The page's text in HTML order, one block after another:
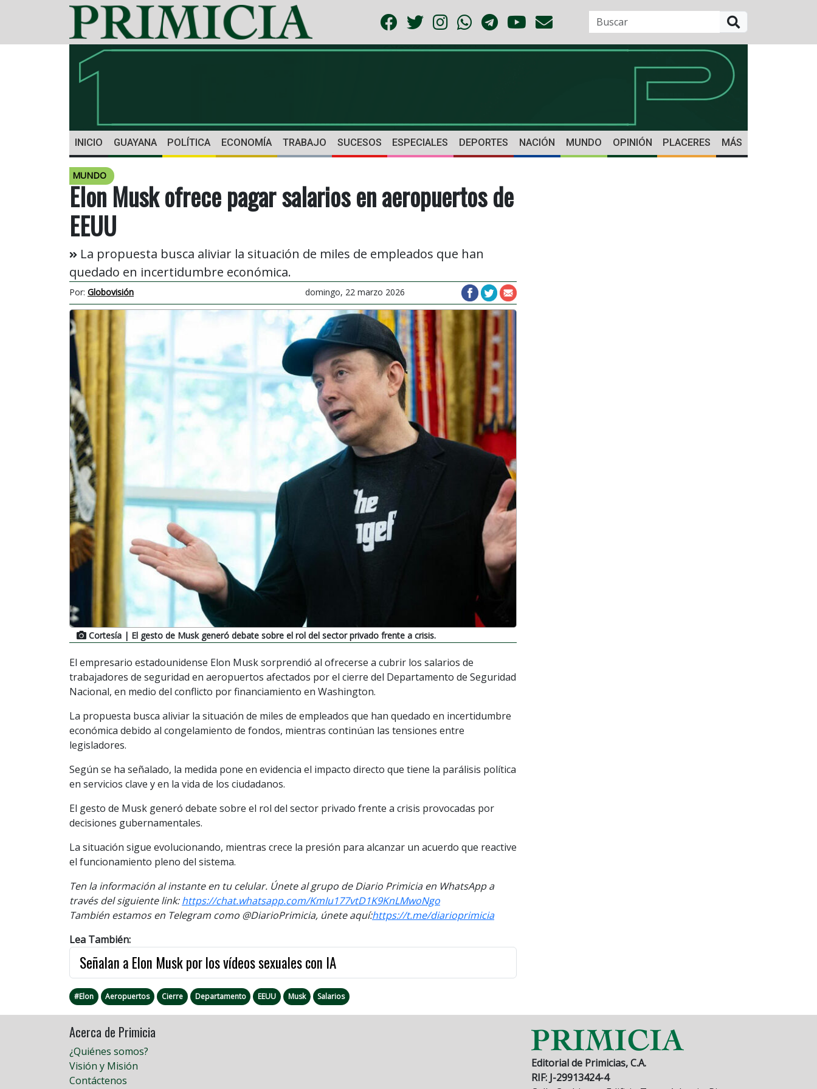
INICIO GUAYANA POLÍTICA ECONOMÍA TRABAJO SUCESOS ESPECIALES DEPORTES NACIÓN MUNDO OPINIÓN PLACERES MÁS
MUNDO
Elon Musk ofrece pagar salarios en aeropuertos de
EEUU
La propuesta busca aliviar la situación de miles de empleados que han
quedado en incertidumbre económica.
Por: Globovisión domingo, 22 marzo 2026
Cortesía | El gesto de Musk generó debate sobre el rol del sector privado frente a crisis.
El empresario estadounidense Elon Musk sorprendió al ofrecerse a cubrir los salarios de
trabajadores de seguridad en aeropuertos afectados por el cierre del Departamento de Seguridad
Nacional, en medio del conflicto por financiamiento en Washington.
La propuesta busca aliviar la situación de miles de empleados que han quedado en incertidumbre
económica debido al congelamiento de fondos, mientras continúan las tensiones entre
legisladores.
Según se ha señalado, la medida pone en evidencia el impacto directo que tiene la parálisis política
en servicios clave y en la vida de los ciudadanos.
El gesto de Musk generó debate sobre el rol del sector privado frente a crisis provocadas por
decisiones gubernamentales.
La situación sigue evolucionando, mientras crece la presión para alcanzar un acuerdo que reactive
el funcionamiento pleno del sistema.
Ten la información al instante en tu celular. Únete al grupo de Diario Primicia en WhatsApp a
través del siguiente link:https://chat.whatsapp.com/KmIu177vtD1K9KnLMwoNgo
También estamos en Telegram como @DiarioPrimicia, únete aquí:https://t.me/diarioprimicia
Lea También:
Señalan a Elon Musk por los vídeos sexuales con IA
#Elon Aeropuertos Cierre Departamento EEUU Musk Salarios
Acerca de Primicia
¿Quiénes somos?
Visión y Misión
Contáctenos
Editorial de Primicias, C.A.
RIF: J-29913424-4